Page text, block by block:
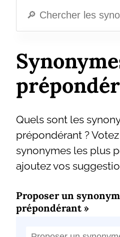
Quels sont les
prépondérant ?
synonymes les plus
ajoutez vos
Proposer un
prépondérant »